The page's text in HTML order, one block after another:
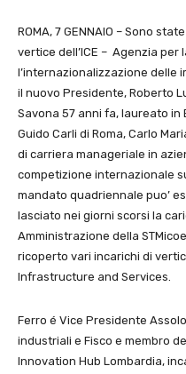
ROMA, 7 GENNAIO – Sono
vertice dell’ICE – Agenzia per
l’internazionalizzazione delle
il nuovo Presidente, Roberto
Savona 57 anni fa, laureato in
Guido Carli di Roma, Carlo
di carriera manageriale in
competizione internazionale
mandato quadriennale puo’
lasciato nei giorni scorsi la
Amministrazione della
ricoperto vari incarichi di
Infrastructure and Services.
Ferro é Vice Presidente
industriali e Fisco e membro
Innovation Hub Lombardia,